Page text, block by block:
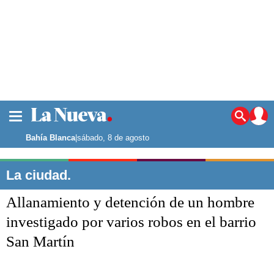
Noticias
La ciudad
Punta Alta
El mundo
Seguridad
Bahía Blanca|sábado, 8 de agosto
La ciudad.
Allanamiento y detención de un hombre
investigado por varios robos en el barrio
San Martín